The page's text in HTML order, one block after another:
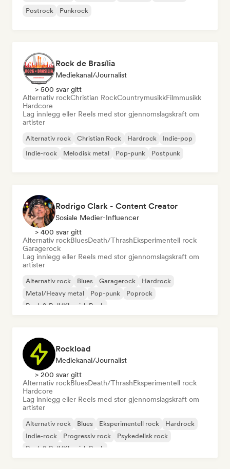
Postrock
Punkrock
Rock de Brasília
Mediekanal/journalist
> 500 svar gitt
Alternativ rockChristian RockCountrymusikkFilmmusikk
Hardcore
Lag innlegg eller Reels med stor gjennomslagskraft om
artister
Alternativ rock Christian Rock Hardrock
Indie-pop
Indie-rock
Melodisk metal Pop-punk Postpunk
Rodrigo Clark - Content Creator
Sosiale Medier-Influencer
> 400 svar gitt
Alternativ rockBluesDeath/ThrashEksperimentell rock
Garagerock
Lag innlegg eller Reels med stor gjennomslagskraft om
artister
Alternativ rock Blues Garagerock
Hardrock
Metal/Heavy metal
Pop-punk
Poprock
Rock & Roll/Klassisk Rock
Rockload
Mediekanal/journalist
> 200 svar gitt
Alternativ rockBluesDeath/ThrashEksperimentell rock
Hardcore
Lag innlegg eller Reels med stor gjennomslagskraft om
artister
Alternativ rock Blues Eksperimentell rock
Hardrock
Indie-rock
Progressiv rock
Psykedelisk rock
Rock & Roll/Klassisk Rock